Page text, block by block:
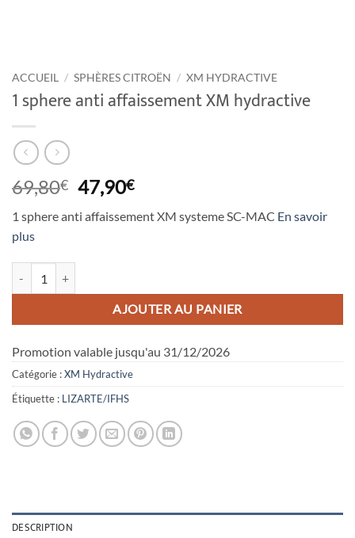
ACCUEIL / SPHÈRES CITROËN / XM HYDRACTIVE
1 sphere anti affaissement XM hydractive
69,80€ Le
prix
initial
47,90€Le
actuel
1 sphere anti affaissement XM systeme SC-MAC En savoir
plus
AJOUTER AU PANIER
Promotion valable jusqu'au 31/12/2026
Catégorie :XM Hydractive
Étiquette : LIZARTE/IFHS
DESCRIPTION